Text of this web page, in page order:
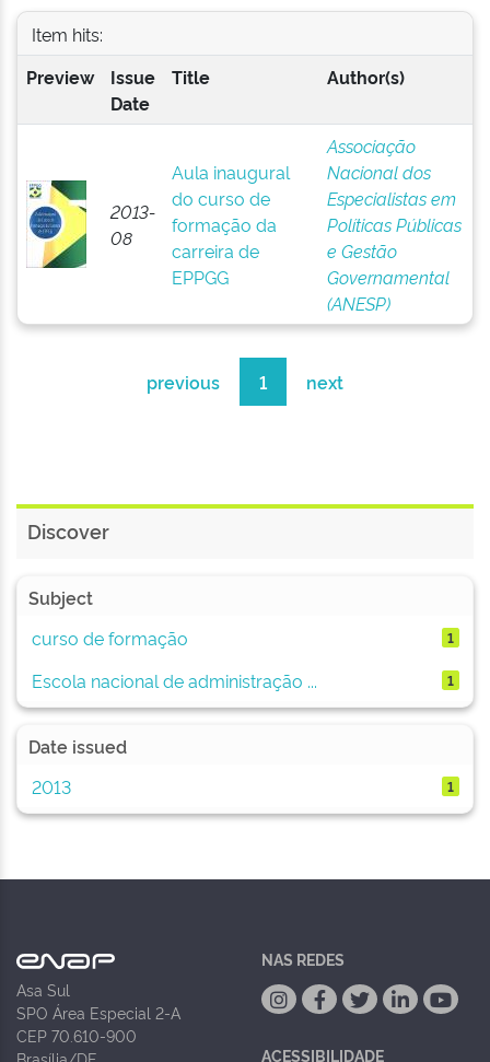
Item hits:
Preview
Issue
Date
Title Author(s)
2013-
08
Aula inaugural
do curso de
formação da
carreira de
EPPGG
Associação
Nacional dos
Especialistas em
Políticas Públicas
e Gestão
Governamental
(ANESP)
previous 1 next
Discover
Subject
curso de formação
1
Escola nacional de administração ... 1
Date issued
2013
1
Asa Sul
SPO Área Especial 2-A
CEP 70.610-900
NAS REDES
ACESSIBILIDADE